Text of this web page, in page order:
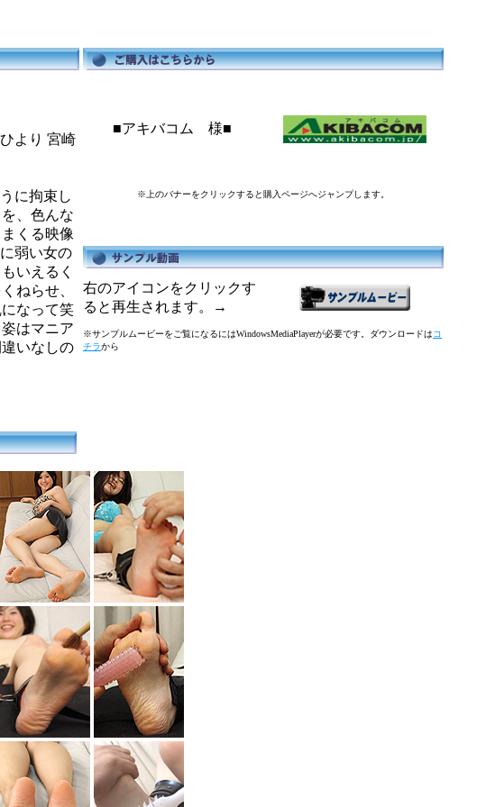
より 宮崎
に拘束し
、色んな
くる映像
弱い女の
いえるく
ねらせ、
なって笑
はマニア
いなしの
■アキバコム 様■
※上のバナーをクリックすると購入ページへジャンプします。
右のアイコンをクリックす
ると再生されます。→
※サンプルムービーをご覧になるにはWindowsMediaPlayerが必要です。ダウンロードはコ
チラから